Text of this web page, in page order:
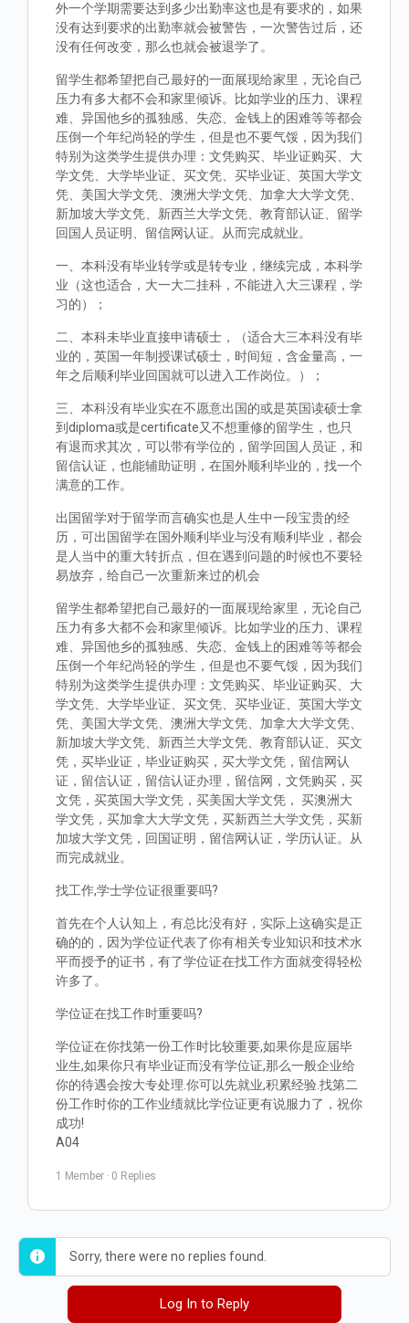
外一个学期需要达到多少出勤率这也是有要求的，如果
没有达到要求的出勤率就会被警告，一次警告过后，还
没有任何改变，那么也就会被退学了。
留学生都希望把自己最好的一面展现给家里，无论自己
压力有多大都不会和家里倾诉。比如学业的压力、课程
难、异国他乡的孤独感、失恋、金钱上的困难等等都会
压倒一个年纪尚轻的学生，但是也不要气馁，因为我们
特别为这类学生提供办理：文凭购买、毕业证购买、大
学文凭、大学毕业证、买文凭、买毕业证、英国大学文
凭、美国大学文凭、澳洲大学文凭、加拿大大学文凭、
新加坡大学文凭、新西兰大学文凭、教育部认证、留学
回国人员证明、留信网认证。从而完成就业。
一、本科没有毕业转学或是转专业，继续完成，本科学
业（这也适合，大一大二挂科，不能进入大三课程，学
习的）；
二、本科未毕业直接申请硕士，（适合大三本科没有毕
业的，英国一年制授课试硕士，时间短，含金量高，一
年之后顺利毕业回国就可以进入工作岗位。）；
三、本科没有毕业实在不愿意出国的或是英国读硕士拿
到diploma或是certificate又不想重修的留学生，也只
有退而求其次，可以带有学位的，留学回国人员证，和
留信认证，也能辅助证明，在国外顺利毕业的，找一个
满意的工作。
出国留学对于留学而言确实也是人生中一段宝贵的经
历，可出国留学在国外顺利毕业与没有顺利毕业，都会
是人当中的重大转折点，但在遇到问题的时候也不要轻
易放弃，给自己一次重新来过的机会
留学生都希望把自己最好的一面展现给家里，无论自己
压力有多大都不会和家里倾诉。比如学业的压力、课程
难、异国他乡的孤独感、失恋、金钱上的困难等等都会
压倒一个年纪尚轻的学生，但是也不要气馁，因为我们
特别为这类学生提供办理：文凭购买、毕业证购买、大
学文凭、大学毕业证、买文凭、买毕业证、英国大学文
凭、美国大学文凭、澳洲大学文凭、加拿大大学文凭、
新加坡大学文凭、新西兰大学文凭、教育部认证、买文
凭，买毕业证，毕业证购买，买大学文凭，留信网认
证，留信认证，留信认证办理，留信网，文凭购买，买
文凭，买英国大学文凭，买美国大学文凭， 买澳洲大
学文凭，买加拿大大学文凭，买新西兰大学文凭，买新
加坡大学文凭，回国证明，留信网认证，学历认证。从
而完成就业。
找工作,学士学位证很重要吗?
首先在个人认知上，有总比没有好，实际上这确实是正
确的的，因为学位证代表了你有相关专业知识和技术水
平而授予的证书，有了学位证在找工作方面就变得轻松
许多了。
学位证在找工作时重要吗?
学位证在你找第一份工作时比较重要,如果你是应届毕
业生,如果你只有毕业证而没有学位证,那么一般企业给
你的待遇会按大专处理.你可以先就业,积累经验.找第二
份工作时你的工作业绩就比学位证更有说服力了，祝你
成功!
A04
1 Member · 0 Replies
Sorry, there were no replies found.
Log In to Reply